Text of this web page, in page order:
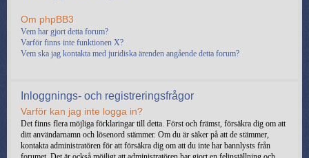
Om phpBB3
Vem har gjort detta forum?
Varför finns inte funktionen X?
Vem ska jag kontakta med juridiska ärenden angående detta forum?
Inloggnings- och registreringsfrågor
Varför kan jag inte logga in?
Det finns flera möjliga förklaringar till detta. Först och främst, försäkra dig om att
ditt användarnamn och lösenord stämmer. Om du är säker på att de stämmer,
kontakta administratören för att försäkra dig om att du inte har bannlysts från